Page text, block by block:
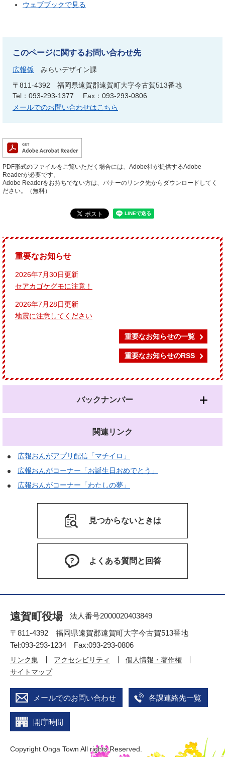
ウェブブックで見る
このページに関するお問い合わせ先
広報係
みらいデザイン課
〒811-4392
福岡県遠賀郡遠賀町大字今古賀513番地
Tel：093-293-1377
Fax：093-293-0806
メールでのお問い合わせはこちら
PDF形式のファイルをご覧いただく場合には、Adobe社が提供するAdobe
Readerが必要です。
Adobe Readerをお持ちでない方は、バナーのリンク先からダウンロードしてく
ださい。（無料）
重要なお知らせ
2026年7月30日更新
セアカゴケグモに注意！
2026年7月28日更新
地震に注意してください
重要なお知らせの一覧
重要なお知らせのRSS
バックナンバー
関連リンク
広報おんがアプリ配信「マチイロ」
広報おんがコーナー「お誕生日おめでとう」
広報おんがコーナー「わたしの夢」
見つからないときは
よくある質問と回答
遠賀町役場
法人番号2000020403849
〒811-4392 福岡県遠賀郡遠賀町大字今古賀513番地
Tel:093-293-1234 Fax:093-293-0806
リンク集 アクセシビリティ
個人情報・著作権
サイトマップ
メールでのお問い合わせ 各課連絡先一覧
開庁時間
Copyright Onga Town All rights Reserved.